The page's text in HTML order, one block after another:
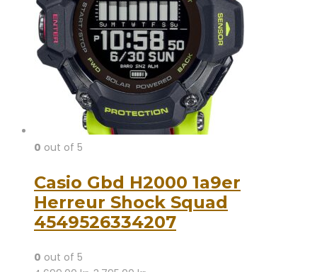
0 out of 5
Casio Gbd H2000 1a9er
Herreur Shock Squad
4549526334207
0 out of 5